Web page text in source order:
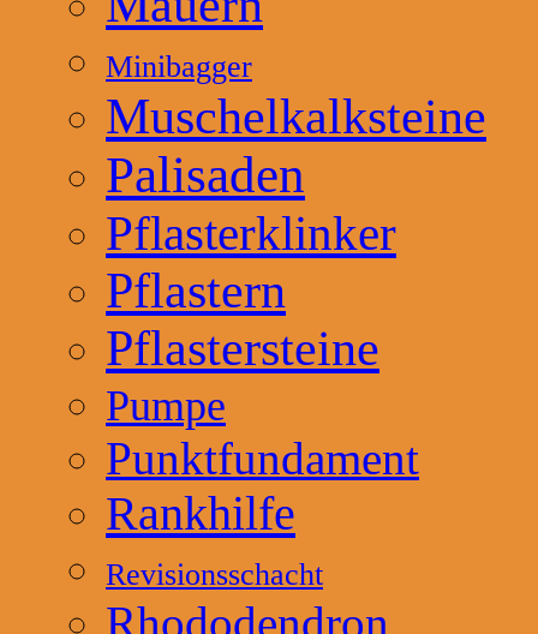
Minibagger
Muschelkalksteine
Palisaden
Pflasterklinker
Pflastern
Pflastersteine
Pumpe
Punktfundament
Rankhilfe
Revisionsschacht
Rhododendron